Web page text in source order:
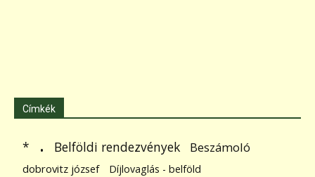
Címkék
* . Belföldi rendezvények Beszámoló
dobrovitz józsef
Díjlovaglás - belföld